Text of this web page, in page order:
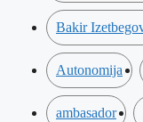
Bakir
Autonomija
ambasador